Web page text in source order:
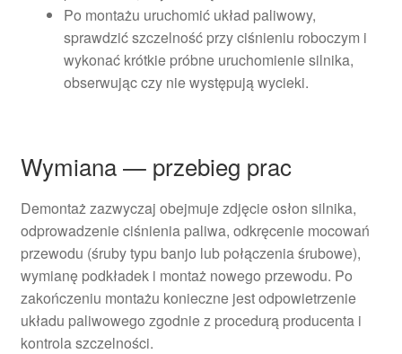
Po montażu uruchomić układ paliwowy,
sprawdzić szczelność przy ciśnieniu roboczym i
wykonać krótkie próbne uruchomienie silnika,
obserwując czy nie występują wycieki.
Wymiana — przebieg prac
Demontaż zazwyczaj obejmuje zdjęcie osłon silnika,
odprowadzenie ciśnienia paliwa, odkręcenie mocowań
przewodu (śruby typu banjo lub połączenia śrubowe),
wymianę podkładek i montaż nowego przewodu. Po
zakończeniu montażu konieczne jest odpowietrzenie
układu paliwowego zgodnie z procedurą producenta i
kontrola szczelności.